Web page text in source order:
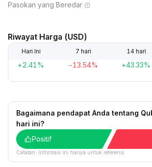
Pasokan yang Beredar
Riwayat Harga (USD)
Hari Ini 7 hari 14 hari
+2.41% -13.54% +43.33%
Bagaimana pendapat Anda tentang
hari ini?
Positif
Catatan: Informasi ini hanya untuk referensi.